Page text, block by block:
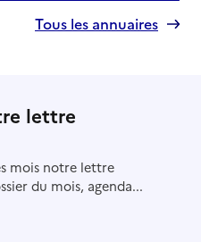
Tous les annuaires
lettre
mois notre lettre
du mois, agenda...